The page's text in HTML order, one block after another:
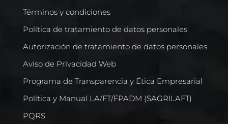
Términos y condiciones
Política de tratamiento de datos personales
Autorización de tratamiento de datos personales
Aviso de Privacidad Web
Programa de Transparencia y Ética Empresarial
Política y Manual LA/FT/FPADM (SAGRILAFT)
PQRS